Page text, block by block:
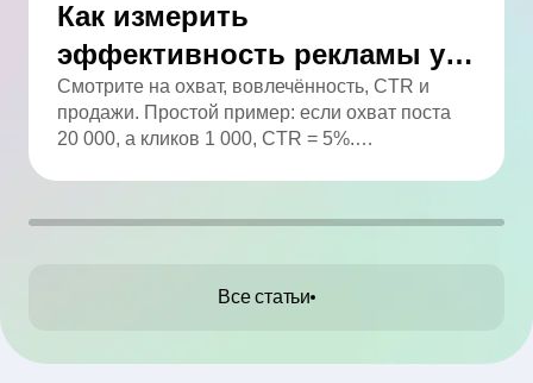
Как измерить
эффективность рекламы у
блогера: полный гайд
Смотрите на охват, вовлечённость, CTR и
продажи. Простой пример: если охват поста
20 000, а кликов 1 000, CTR = 5%.
Все статьи